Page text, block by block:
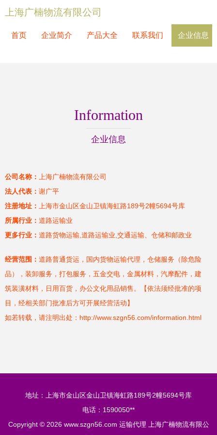
上海广楠物流有限公司
首页 企业简介 产品大全 联系我们 企业信息
Information
企业信息
公司名称：
上海广楠物流有限公司
法人代表： 谢广平
注册地址：
上海市金山区金山卫镇海虹路189号2幢5694号库
所属行业： 道路运输业
更多行业： 道路货物运输,道路运输业,交通运输、仓储和邮政业
经营范围： 道路普通货运，国内货物运输代理，仓储服务（除危险
品），装卸服务，打包服务，五金交电，金属材料，汽摩配件，建
筑装潢材料，日用百货，办公文化用品销售。【依法须经批准的项
目，经相关部门批准后方可开展经营活动】
如若转载，请注明出处：http://www.szgn56.com/information.html
地址：上海市金山区金山卫镇海虹路189号2幢5694号库
电话：1590050**
Copyright © 2026 www.szgn56.com 运输代理 上海广楠物流有限公